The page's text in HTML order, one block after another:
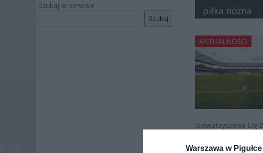
Warszawa w Pigułce
Szukaj w serwisie
Szukaj
piłka nożna
AKTUALNOŚCI
Stowarzyszenia Lig